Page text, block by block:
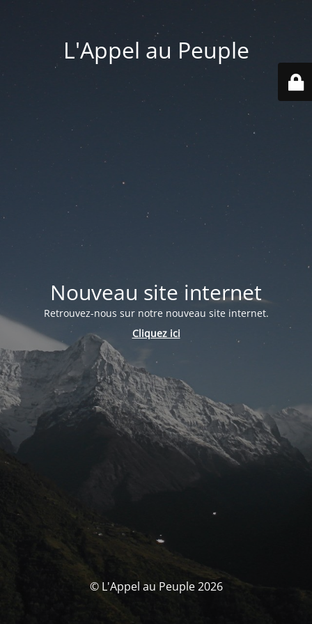
L'Appel au Peuple
Nouveau site internet
Retrouvez-nous sur notre nouveau site internet.
Cliquez ici
© L'Appel au Peuple 2026